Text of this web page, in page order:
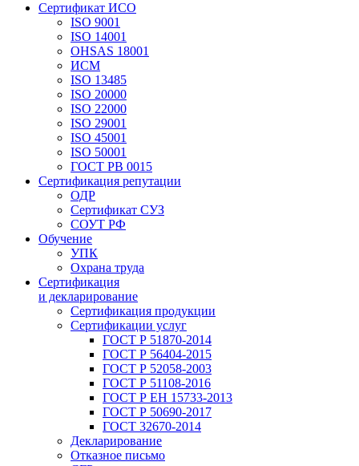
Сертификат ИСО
ISO 9001
ISO 14001
OHSAS 18001
ИСМ
ISO 13485
ISO 20000
ISO 22000
ISO 29001
ISO 45001
ISO 50001
ГОСТ РВ 0015
Сертификация репутации
ОДР
Сертификат СУЗ
СОУТ РФ
Обучение
УПК
Охрана труда
Сертификация
и декларирование
Сертификация продукции
Сертификации услуг
ГОСТ Р 51870-2014
ГОСТ Р 56404-2015
ГОСТ Р 52058-2003
ГОСТ Р 51108-2016
ГОСТ Р ЕН 15733-2013
ГОСТ Р 50690-2017
ГОСТ 32670-2014
Декларирование
Отказное письмо